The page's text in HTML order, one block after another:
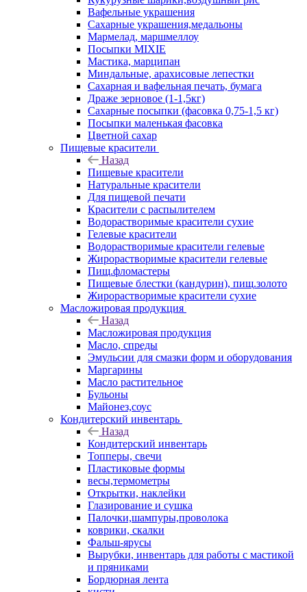
Вафельные украшения
Сахарные украшения,медальоны
Мармелад, маршмеллоу
Посыпки MIXIE
Мастика, марципан
Миндальные, арахисовые лепестки
Сахарная и вафельная печать, бумага
Драже зерновое (1-1,5кг)
Сахарные посыпки (фасовка 0,75-1,5 кг)
Посыпки маленькая фасовка
Цветной сахар
Пищевые красители
Назад
Пищевые красители
Натуральные красители
Для пищевой печати
Красители с распылителем
Водорастворимые красители сухие
Гелевые красители
Водорастворимые красители гелевые
Жирорастворимые красители гелевые
Пищ.фломастеры
Пищевые блестки (кандурин), пищ.золото
Жирорастворимые красители сухие
Масложировая продукция
Назад
Масложировая продукция
Масло, спреды
Эмульсии для смазки форм и оборудования
Маргарины
Масло растительное
Бульоны
Майонез,соус
Кондитерский инвентарь
Назад
Кондитерский инвентарь
Топперы, свечи
Пластиковые формы
весы,термометры
Открытки, наклейки
Глазирование и сушка
Палочки,шампуры,проволока
коврики, скалки
Фальш-ярусы
Вырубки, инвентарь для работы с мастикой
и пряниками
Бордюрная лента